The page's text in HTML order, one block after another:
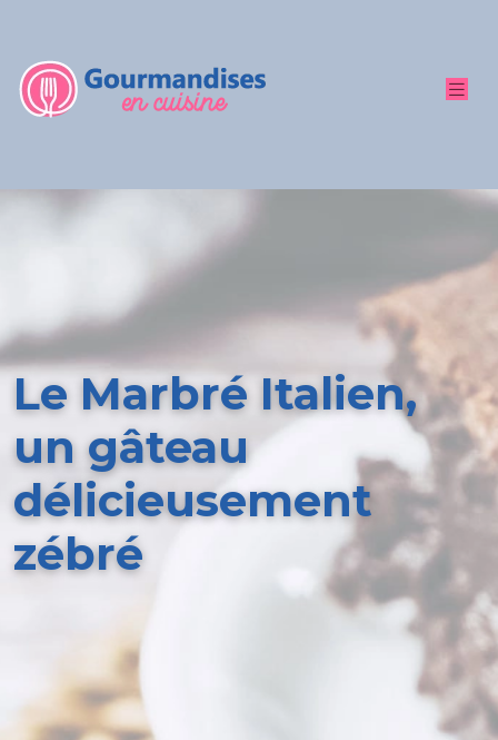
Le Marbré Italien,
un gâteau
délicieusement
zébré